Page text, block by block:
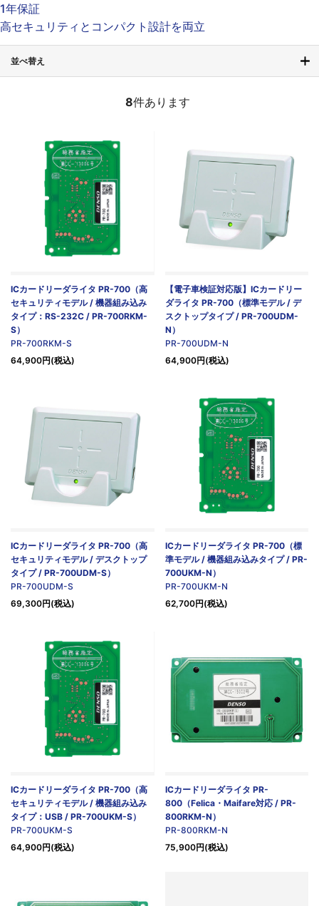
1年保証
高セキュリティとコンパクト設計を両立
並べ替え
8件あります
ICカードリーダライタ PR-700（高
セキュリティモデル / 機器組み込み
タイプ：RS-232C / PR-700RKM-
S）
PR-700RKM-S
64,900円(税込)
【電子車検証対応版】ICカードリー
ダライタ PR-700（標準モデル / デ
スクトップタイプ / PR-700UDM-
N）
PR-700UDM-N
64,900円(税込)
ICカードリーダライタ PR-700（高
セキュリティモデル / デスクトップ
タイプ / PR-700UDM-S）
PR-700UDM-S
69,300円(税込)
ICカードリーダライタ PR-700（標
準モデル / 機器組み込みタイプ / PR-
700UKM-N）
PR-700UKM-N
62,700円(税込)
ICカードリーダライタ PR-700（高
セキュリティモデル / 機器組み込み
タイプ：USB / PR-700UKM-S）
PR-700UKM-S
64,900円(税込)
ICカードリーダライタ PR-
800（Felica・Maifare対応 / PR-
800RKM-N）
PR-800RKM-N
75,900円(税込)